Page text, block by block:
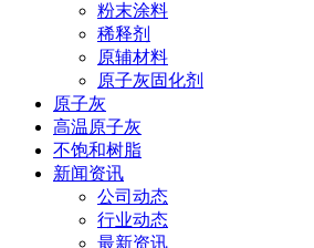
粉末涂料
稀释剂
原辅材料
原子灰固化剂
原子灰
高温原子灰
不饱和树脂
新闻资讯
公司动态
行业动态
最新资讯